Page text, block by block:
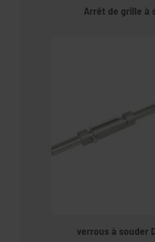
Arrêt de grille à
verrous à souder